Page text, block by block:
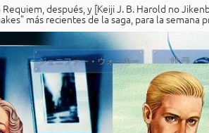
después, y [Keiji J. B. Harold no
más recientes de la saga, para la semana